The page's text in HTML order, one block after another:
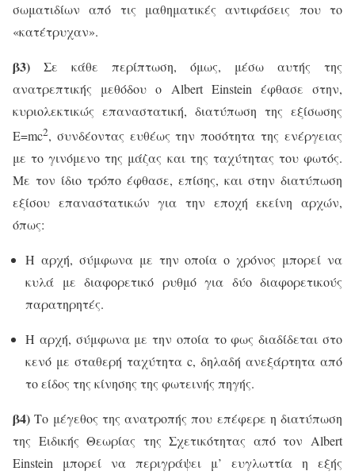
σωματιδίων από τις μαθηματικές αντιφάσεις που το
«κατέτρυχαν».
β3) Σε κάθε περίπτωση, όμως, μέσω αυτής της
ανατρεπτικής μεθόδου ο Albert Einsteinέφθασε στην,
κυριολεκτικώς επαναστατική, διατύπωση της εξίσωσης
Ε=mc2, συνδέοντας ευθέως την ποσότητα της ενέργειας
με το γινόμενο της μάζας και της ταχύτητας του φωτός.
Με τον ίδιο τρόπο έφθασε, επίσης, και στην διατύπωση
εξίσου επαναστατικών για την εποχή εκείνη αρχών,
όπως:
Η αρχή, σύμφωνα με την οποία ο χρόνος μπορεί να
κυλά με διαφορετικό ρυθμό για δύο διαφορετικούς
παρατηρητές.
Η αρχή, σύμφωνα με την οποία το φως διαδίδεται στο
κενό με σταθερή ταχύτητα c, δηλαδή ανεξάρτητα από
το είδος της κίνησης της φωτεινής πηγής.
β4)Το μέγεθος της ανατροπής που επέφερε η διατύπωση
της Ειδικής Θεωρίας της Σχετικότητας από τον Albert
Einstein μπορεί να περιγράψει μ’ ευγλωττία η εξής